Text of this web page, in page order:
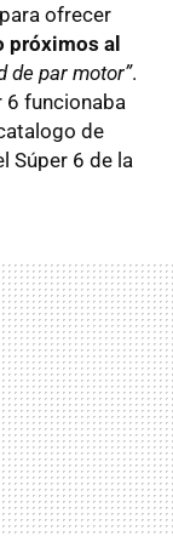
ofrecer
próximos al
de par motor”.
6 funcionaba
de
Súper 6 de la